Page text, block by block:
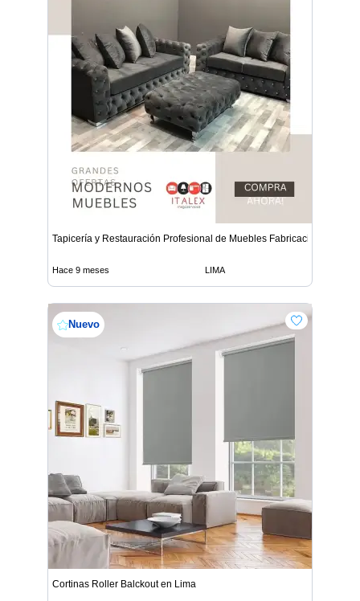
Tapicería y Restauración Profesional de Muebles Fabricació
Hace 9 meses LIMA
Nuevo
Cortinas Roller Balckout en Lima